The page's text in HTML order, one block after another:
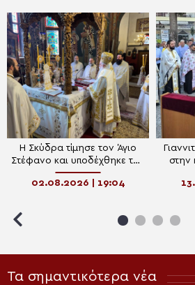
Η Σκύδρα τίμησε τον Άγιο
Στέφανο και υποδέχθηκε την
Αγία Ελένη (Σινώπης)
02.08.2026 | 19:04
στην
Τα σημαντικότερα νέα